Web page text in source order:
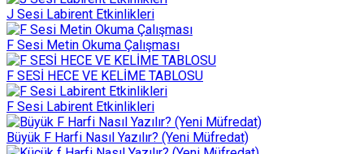
J Sesi Labirent Etkinlikleri
F Sesi Metin Okuma Çalışması
F SESİ HECE VE KELİME TABLOSU
F Sesi Labirent Etkinlikleri
Büyük F Harfi Nasıl Yazılır? (Yeni Müfredat)